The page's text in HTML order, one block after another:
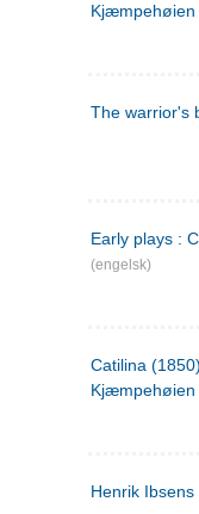
Kjæmpehøien
The warrior's
Early plays :
(engelsk)
Catilina
Kjæmpehøien
Henrik Ibsens